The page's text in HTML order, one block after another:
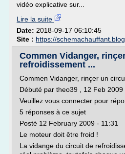
vidéo explicative sur...
Lire la suite
Date: 2018-09-17 06:10:45
Site : https://
Commen Vidanger,
refroidissement ...
Commen Vidanger, rinçer un
Débuté par theo39 , 12 Feb 2009
Veuillez vous connecter pour
5 réponses à ce sujet
Posté 12 February 2009 - 11:31
Le moteur doit être froid !
La vidange du circuit de